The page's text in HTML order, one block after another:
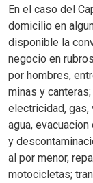
En el caso del
domicilio en
disponible la
negocio en
por hombres,
minas y
electricidad, gas,
agua,
y
al por menor,
motocicletas;